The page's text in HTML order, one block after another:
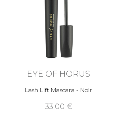
EYE OF HORUS
Lash Lift Mascara - Noir
33,00